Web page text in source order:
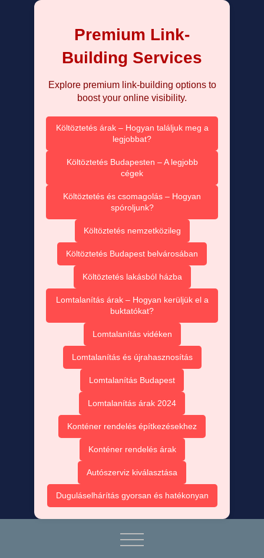
Premium Link-
Building Services
Explore premium link-building options to
boost your online visibility.
Költöztetés árak – Hogyan találjuk meg a
legjobbat?
Költöztetés Budapesten – A legjobb
cégek
Költöztetés és csomagolás – Hogyan
spóroljunk?
Költöztetés nemzetközileg
Költöztetés Budapest belvárosában
Költöztetés lakásból házba
Lomtalanítás árak – Hogyan kerüljük el a
buktatókat?
Lomtalanítás vidéken
Lomtalanítás és újrahasznosítás
Lomtalanítás Budapest
Lomtalanítás árak 2024
Konténer rendelés építkezésekhez
Konténer rendelés árak
Autószerviz kiválasztása
Duguláselhárítás gyorsan és hatékonyan